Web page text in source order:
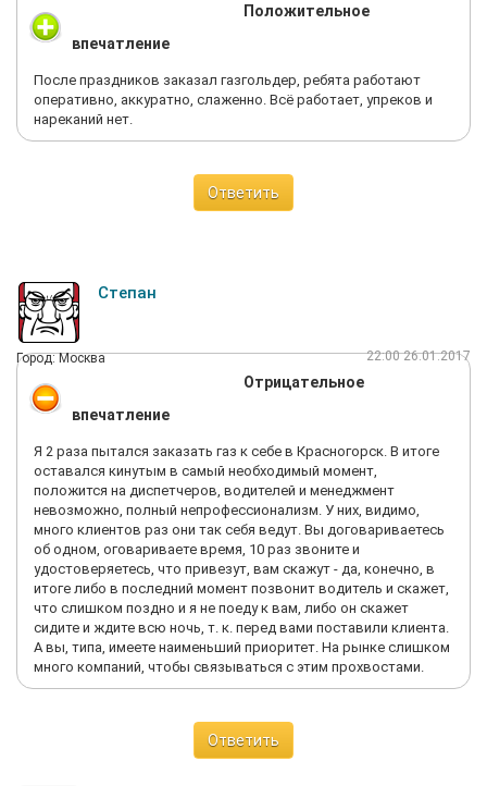
Положительное
впечатление
После праздников заказал газгольдер, ребята работают
оперативно, аккуратно, слаженно. Всё работает, упреков и
нареканий нет.
Ответить
Степан
Город: Москва 22:00 26.01.2017
Отрицательное
впечатление
Я 2 раза пытался заказать газ к себе в Красногорск. В итоге
оставался кинутым в самый необходимый момент,
положится на диспетчеров, водителей и менеджмент
невозможно, полный непрофессионализм. У них, видимо,
много клиентов раз они так себя ведут. Вы договариваетесь
об одном, оговариваете время, 10 раз звоните и
удостоверяетесь, что привезут, вам скажут - да, конечно, в
итоге либо в последний момент позвонит водитель и скажет,
что слишком поздно и я не поеду к вам, либо он скажет
сидите и ждите всю ночь, т. к. перед вами поставили клиента.
А вы, типа, имеете наименьший приоритет. На рынке слишком
много компаний, чтобы связываться с этим прохвостами.
Ответить